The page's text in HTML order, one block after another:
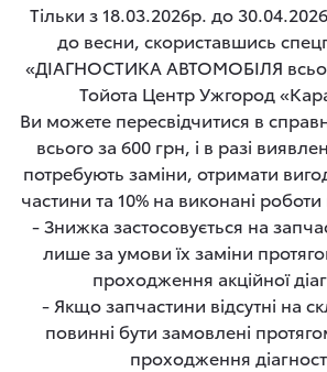
Тільки з 18.03.2026р. до
до весни, скориставшись
«ДІАГНОСТИКА АВТОМОБІЛЯ
Тойота Центр Ужгород
Ви можете пересвідчитися в
всього за 600 грн, і в разі
потребують заміни, отримати
частини та 10% на виконані
- Знижка застосовується на
лише за умови їх заміни
проходження акційної
- Якщо запчастини відсутні на
повинні бути замовлені
проходження